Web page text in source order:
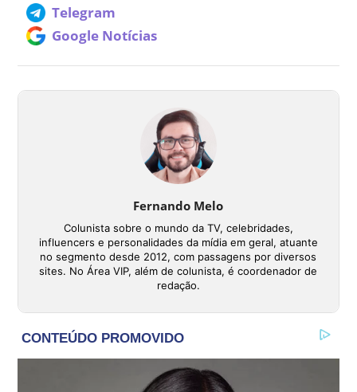
Telegram
Google Notícias
Fernando Melo
Colunista sobre o mundo da TV, celebridades,
influencers e personalidades da mídia em geral, atuante
no segmento desde 2012, com passagens por diversos
sites. No Área VIP, além de colunista, é coordenador de
redação.